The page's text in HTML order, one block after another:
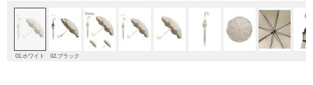
01.ホワイト 02.ブラック